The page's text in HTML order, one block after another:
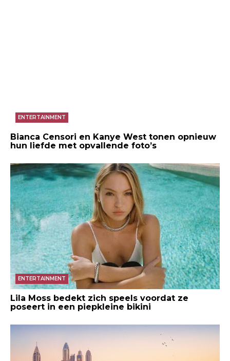
ENTERTAINMENT
Bianca Censori en Kanye West tonen opnieuw
hun liefde met opvallende foto’s
ENTERTAINMENT
Lila Moss bedekt zich speels voordat ze
poseert in een piepkleine bikini